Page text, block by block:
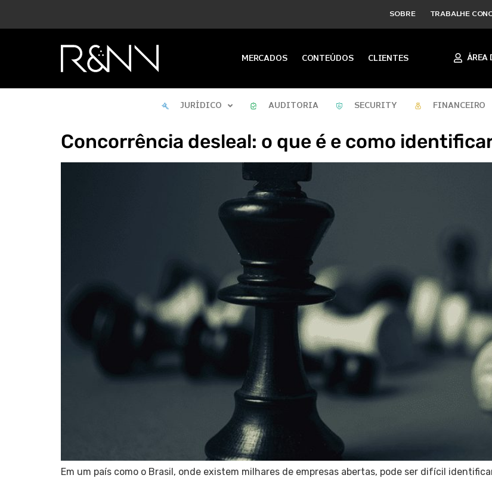
SOBRE TRABALHE
MERCADOS CONTEÚDOS CLIENTES ÁREA
JURÍDICO AUDITORIA SECURITY FINANCEIRO
Concorrência desleal: o que é e como
Em um país como o Brasil, onde existem milhares de empresas abertas, pode ser difícil